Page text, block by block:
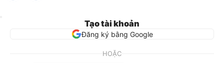
Tạo tài khoản
Đăng ký bằng Google
HOẶC